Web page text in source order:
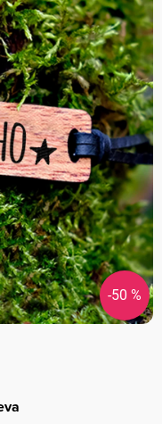
-50 %